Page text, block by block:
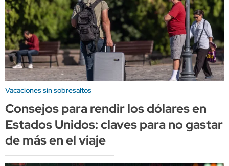
Vacaciones sin sobresaltos
Consejos para rendir los dólares en
Estados Unidos: claves para no gastar
de más en el viaje